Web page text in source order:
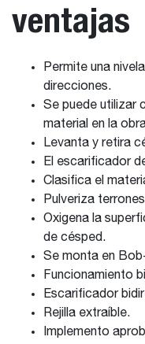
ventajas
Permite una
direcciones.
Se puede utilizar
material en la
Levanta y retira
El escarificador
Clasifica el
Pulveriza
Oxigena la
de césped.
Se monta en
Funcionamiento
Escarificador
Rejilla extraíble.
Implemento